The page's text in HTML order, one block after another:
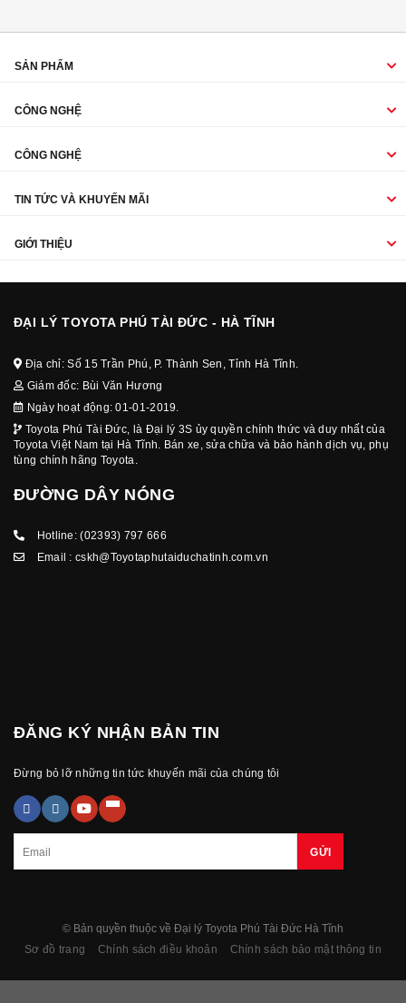
SẢN PHẨM
CÔNG NGHỆ
CÔNG NGHỆ
TIN TỨC VÀ KHUYẾN MÃI
GIỚI THIỆU
ĐẠI LÝ TOYOTA PHÚ TÀI ĐỨC - HÀ TĨNH
Địa chỉ: Số 15 Trần Phú, P. Thành Sen, Tỉnh Hà Tĩnh.
Giám đốc: Bùi Văn Hương
Ngày hoạt động: 01-01-2019.
Toyota Phú Tài Đức, là Đại lý 3S ủy quyền chính thức và duy nhất của
Toyota Việt Nam tại Hà Tĩnh. Bán xe, sửa chữa và bảo hành dịch vụ, phụ
tùng chính hãng Toyota.
ĐƯỜNG DÂY NÓNG
Hotline:(02393) 797 666
Email :cskh@Toyotaphutaiduchatinh.com.vn
ĐĂNG KÝ NHẬN BẢN TIN
Đừng bỏ lỡ những tin tức khuyến mãi của chúng tôi
© Bản quyền thuộc về Đại lý Toyota Phú Tài Đức Hà Tĩnh
Sơ đồ trang
Chính sách điều khoản Chính sách bảo mật thông tin